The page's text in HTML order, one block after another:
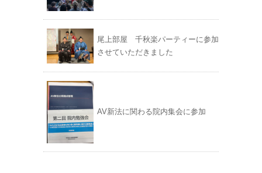
尾上部屋 千秋楽パーティーに参加
させていただきました
AV新法に関わる院内集会に参加